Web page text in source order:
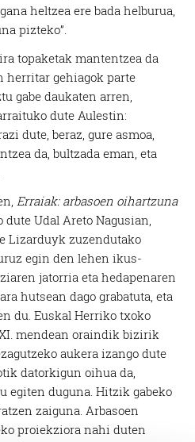
heltzea ere bada helburua,
pizteko”.
topaketak mantentzea da
herritar gehiagok parte
gabe daukaten arren,
dute Aulestin:
dute, beraz, gure asmoa,
da, bultzada eman, eta
Erraiak: arbasoen oihartzuna
Udal Areto Nagusian,
Lizarduyk zuzendutako
egin den lehen ikus-
jatorria eta hedapenaren
hutsean dago grabatuta, eta
du. Euskal Herriko txoko
mendean oraindik bizirik
aukera izango dute
datorkigun oihua da,
egiten duguna. Hitzik gabeko
zaiguna. Arbasoen
proiekziora nahi duten